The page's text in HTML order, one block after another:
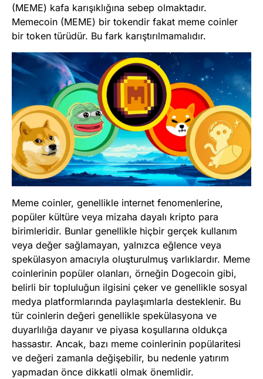
(MEME) kafa karışıklığına sebep olmaktadır.
Memecoin (MEME) bir tokendir fakat meme coinler
bir token türüdür. Bu fark karıştırılmamalıdır.
Meme coinler, genellikle internet fenomenlerine,
popüler kültüre veya mizaha dayalı kripto para
birimleridir. Bunlar genellikle hiçbir gerçek kullanım
veya değer sağlamayan, yalnızca eğlence veya
spekülasyon amacıyla oluşturulmuş varlıklardır. Meme
coinlerinin popüler olanları, örneğin Dogecoin gibi,
belirli bir topluluğun ilgisini çeker ve genellikle sosyal
medya platformlarında paylaşımlarla desteklenir. Bu
tür coinlerin değeri genellikle spekülasyona ve
duyarlılığa dayanır ve piyasa koşullarına oldukça
hassastır. Ancak, bazı meme coinlerinin popülaritesi
ve değeri zamanla değişebilir, bu nedenle yatırım
yapmadan önce dikkatli olmak önemlidir.